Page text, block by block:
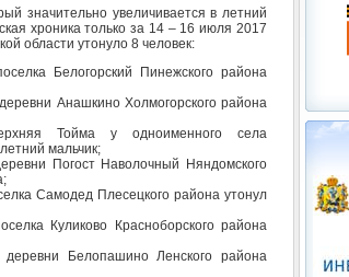
значительно увеличивается в летний
хроника только за 14 – 16 июля 2017
области утонуло 8 человек:
Белогорский Пинежского района
Анашкино Холмогорского района
Тойма у одноименного села
мальчик;
Погост Наволочный Няндомского
Самодед Плесецкого района утонул
Куликово Красноборского района
Белопашино Ленского района